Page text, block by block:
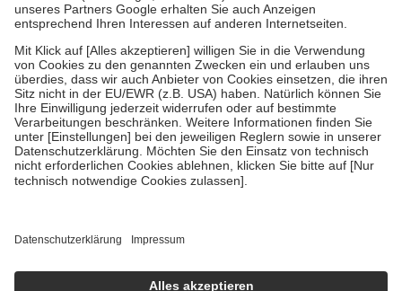
Bei Heilmitteln und häuslicher Krankenpflege beträgt die
Zuzahlung zehn Prozent der Kosten sowie zehn Euro je
Verordnung.
Um das Engagement der Versicherten für ihre eigene Gesundheit zu
stärken und die besondere Stellung der Familie zu unterstützen,
fallenkeine Zuzahlungenan bei:
• Kindern und Jugendlichen bis zum vollendeten 18. Lebensjahr
mit Ausnahme der Fahrkosten
• Untersuchungen zur Vorsorge und Früherkennung, die von der
GKV getragen werden
Einholung von Bewertungen. Trusted Shops hat Maßnahmen